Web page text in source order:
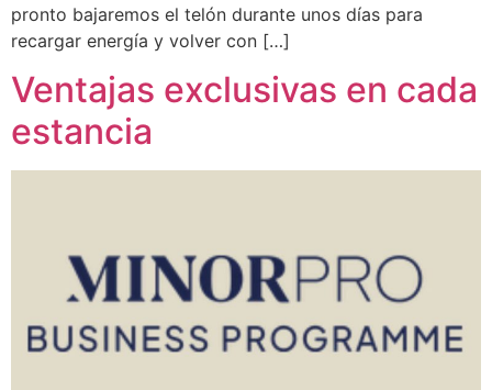
pronto bajaremos el telón durante unos días para
recargar energía y volver con […]
Ventajas exclusivas en cada
estancia